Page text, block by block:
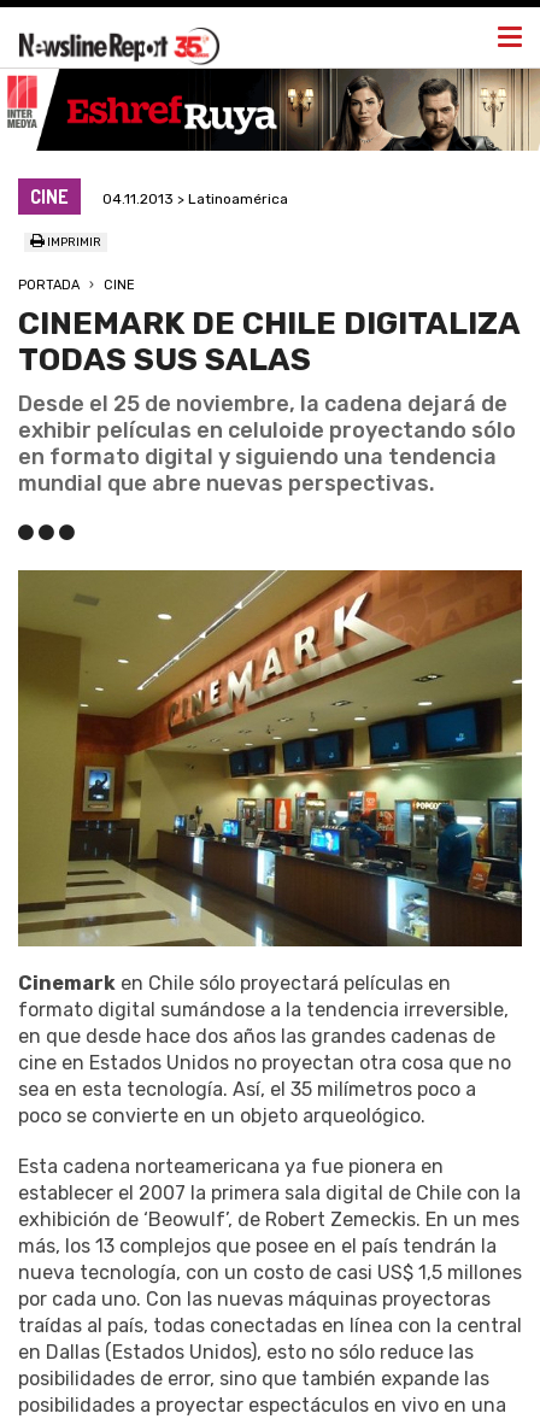
CINE 04.11.2013 > Latinoamérica
IMPRIMIR
PORTADA CINE
CINEMARK DE CHILE DIGITALIZA
TODAS SUS SALAS
Desde el 25 de noviembre, la cadena dejará de
exhibir películas en celuloide proyectando sólo
en formato digital y siguiendo una tendencia
mundial que abre nuevas perspectivas.
Cinemark en Chile sólo proyectará películas en
formato digital sumándose a la tendencia irreversible,
en que desde hace dos años las grandes cadenas de
cine en Estados Unidos no proyectan otra cosa que no
sea en esta tecnología. Así, el 35 milímetros poco a
poco se convierte en un objeto arqueológico.
Esta cadena norteamericana ya fue pionera en
establecer el 2007 la primera sala digital de Chile con la
exhibición de ‘Beowulf’, de Robert Zemeckis. En un mes
más, los 13 complejos que posee en el país tendrán la
nueva tecnología, con un costo de casi US$ 1,5 millones
por cada uno. Con las nuevas máquinas proyectoras
traídas al país, todas conectadas en línea con la central
en Dallas (Estados Unidos), esto no sólo reduce las
posibilidades de error, sino que también expande las
posibilidades a proyectar espectáculos en vivo en una